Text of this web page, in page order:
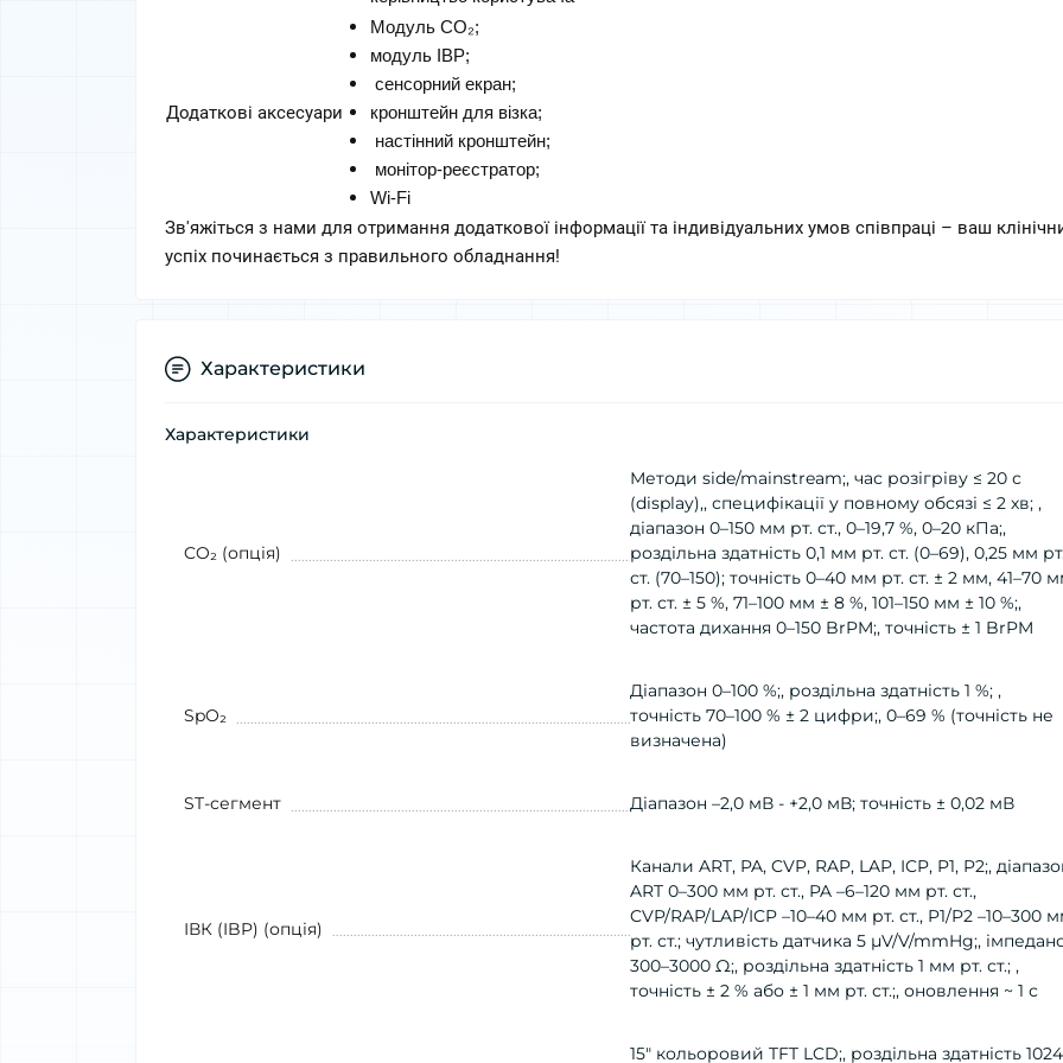
Додаткові аксесуари
Модуль CO₂;
модуль IBP;
сенсорний екран;
кронштейн для візка;
настінний кронштейн;
монітор-реєстратор;
Wi-Fi
Зв'яжіться з нами для отримання додаткової інформації та індивідуальних умов співпраці – ваш
успіх починається з правильного обладнання!
Характеристики
Характеристики
CO₂ (опція)
Методи side/mainstream;, час розігріву ≤ 20 с
(display),, специфікації у повному обсязі ≤ 2 хв; ,
діапазон 0–150 мм рт. ст., 0–19,7 %, 0–20 кПа;,
роздільна здатність 0,1 мм рт. ст. (0–69), 0,25 мм
ст. (70–150); точність 0–40 мм рт. ст. ± 2 мм, 41–70
рт. ст. ± 5 %, 71–100 мм ± 8 %, 101–150 мм ± 10 %;,
частота дихання 0–150 BrPM;, точність ± 1 BrPM
SpO₂
Діапазон 0–100 %;, роздільна здатність 1 %; ,
точність 70–100 % ± 2 цифри;, 0–69 % (точність не
визначена)
ST-сегмент Діапазон –2,0 мВ - +2,0 мВ; точність ± 0,02 мВ
ІВК (IBP) (опція)
Канали ART, PA, CVP, RAP, LAP, ICP, P1, P2;,
ART 0–300 мм рт. ст., PA –6–120 мм рт. ст.,
CVP/RAP/LAP/ICP –10–40 мм рт. ст., P1/P2 –10–300
рт. ст.; чутливість датчика 5 μV/V/mmHg;,
300–3000 Ω;, роздільна здатність 1 мм рт. ст.; ,
точність ± 2 % або ± 1 мм рт. ст.;, оновлення ~ 1 с
15″ кольоровий TFT LCD;, роздільна здатність 1024